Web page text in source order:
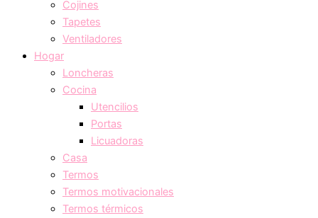
Cojines
Tapetes
Ventiladores
Hogar
Loncheras
Cocina
Utencilios
Portas
Licuadoras
Casa
Termos
Termos motivacionales
Termos térmicos